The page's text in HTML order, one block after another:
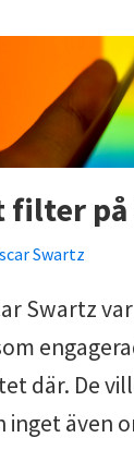
filter
Swartz
Swartz
där. De
även